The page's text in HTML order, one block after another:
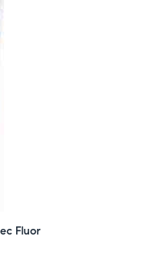
sensibles
précis
optimal
du
Fluor